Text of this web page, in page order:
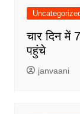
चार दिन में
पहुंचे
janvaani